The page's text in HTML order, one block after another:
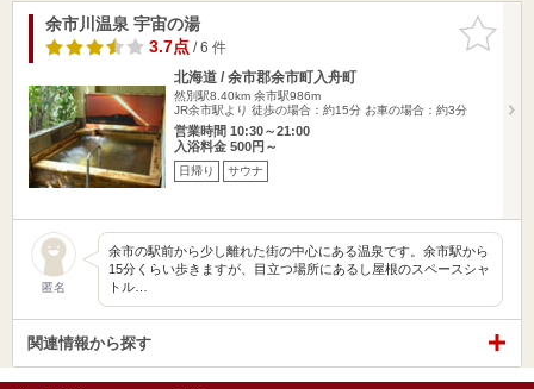
お気に入
りに追加
余市川温泉 宇宙の湯
3.7点/ 6 件
北海道 / 余市郡余市町入舟町
然別駅8.40km 余市駅986m
JR余市駅より 徒歩の場合：約15分 お車の場合：約3分
営業時間 10:30～21:00
入浴料金 500円～
日帰り サウナ
匿名
余市の駅前から少し離れた街の中心にある温泉です。余市駅から
15分くらい歩きますが、目立つ場所にあるし屋根のスペースシャ
トル…
関連情報から探す